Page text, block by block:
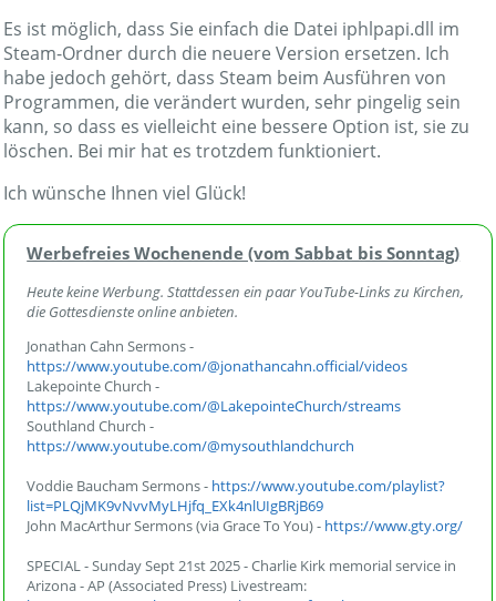
Es ist möglich, dass Sie einfach die Datei iphlpapi.dll im
Steam-Ordner durch die neuere Version ersetzen. Ich
habe jedoch gehört, dass Steam beim Ausführen von
Programmen, die verändert wurden, sehr pingelig sein
kann, so dass es vielleicht eine bessere Option ist, sie zu
löschen. Bei mir hat es trotzdem funktioniert.
Ich wünsche Ihnen viel Glück!
Werbefreies Wochenende (vom Sabbat bis Sonntag)
Heute keine Werbung. Stattdessen ein paar YouTube-Links zu Kirchen,
die Gottesdienste online anbieten.
Jonathan Cahn Sermons -
https://www.youtube.com/@jonathancahn.official/videos
Lakepointe Church -
https://www.youtube.com/@LakepointeChurch/streams
Southland Church -
https://www.youtube.com/@mysouthlandchurch
Voddie Baucham Sermons - https://www.youtube.com/playlist?
list=PLQjMK9vNvvMyLHjfq_EXk4nlUIgBRjB69
John MacArthur Sermons (via Grace To You) - https://www.gty.org/
SPECIAL - Sunday Sept 21st 2025 - Charlie Kirk memorial service in
Arizona - AP (Associated Press) Livestream: